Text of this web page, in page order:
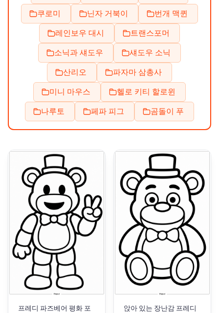
쿠로미
닌자 거북이
번개 맥퀸
레인보우 대시
트랜스포머
소닉과 섀도우
섀도우 소닉
산리오
파자마 삼총사
미니 마우스
헬로 키티 할로윈
나루토
페파 피그 곰돌이 푸
프레디 파즈베어 평화 포
앉아 있는 장난감 프레디